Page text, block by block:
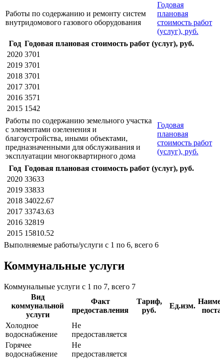
Работы по содержанию и ремонту систем
внутридомового газового оборудования
Годовая
плановая
стоимость работ
(услуг), руб.
Год Годовая плановая стоимость работ (услуг), руб.
2020 3701
2019 3701
2018 3701
2017 3701
2016 3571
2015 1542
Работы по содержанию земельного участка
с элементами озеленения и
благоустройства, иными объектами,
предназначенными для обслуживания и
эксплуатации многоквартирного дома
Годовая
плановая
стоимость работ
(услуг), руб.
Год Годовая плановая стоимость работ (услуг), руб.
2020 33633
2019 33833
2018 34022.67
2017 33743.63
2016 32819
2015 15810.52
Выполняемые работы/услуги с 1 по 6, всего 6
Коммунальные услуги
Коммунальные услуги с 1 по 7, всего 7
Вид
коммунальной
услуги
Факт
предоставления
Тариф,
руб.
Ед.изм.
Холодное
водоснабжение
Не
предоставляется
Горячее
водоснабжение
Не
предоставляется